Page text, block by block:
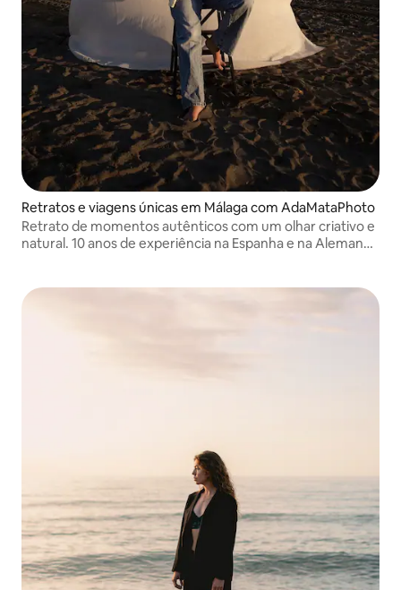
Retratos e viagens únicas em Málaga com AdaMataPhoto
Retrato de momentos autênticos com um olhar criativo e
natural. 10 anos de experiência na Espanha e na Alemanha